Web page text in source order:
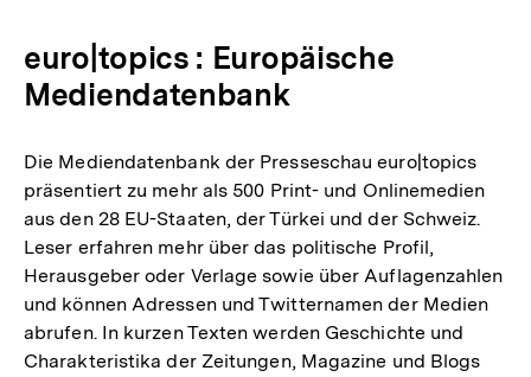
euro|topics : Europäische
Mediendatenbank
Die Mediendatenbank der Presseschau euro|topics
präsentiert zu mehr als 500 Print- und Onlinemedien
aus den 28 EU-Staaten, der Türkei und der Schweiz.
Leser erfahren mehr über das politische Profil,
Herausgeber oder Verlage sowie über Auflagenzahlen
und können Adressen und Twitternamen der Medien
abrufen. In kurzen Texten werden Geschichte und
Charakteristika der Zeitungen, Magazine und Blogs